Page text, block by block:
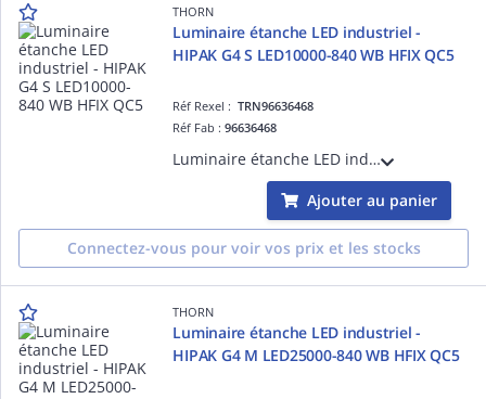
THORN
Luminaire étanche LED industriel -
HIPAK G4 S LED10000-840 WB HFIX QC5
Réf Rexel :TRN96636468
Réf Fab :96636468
Luminaire étanche LED industriel - HIPAK G4 S LED10000-840 WB HFIX QC5 - Alimentation pour luminaires LED ¿ 10000 lm ¿ 56.8W ¿ 30° ¿ 4000K ¿ IP65 ¿ version DALI
Ajouter au panier
Connectez-vous pour voir vos prix et les stocks
THORN
Luminaire étanche LED industriel -
HIPAK G4 M LED25000-840 WB HFIX QC5